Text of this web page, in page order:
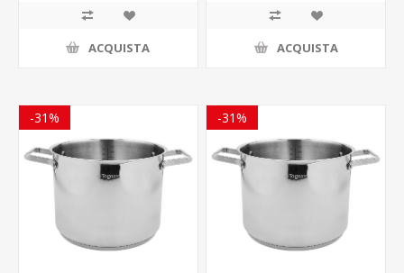
ACQUISTA ACQUISTA
-31% -31%